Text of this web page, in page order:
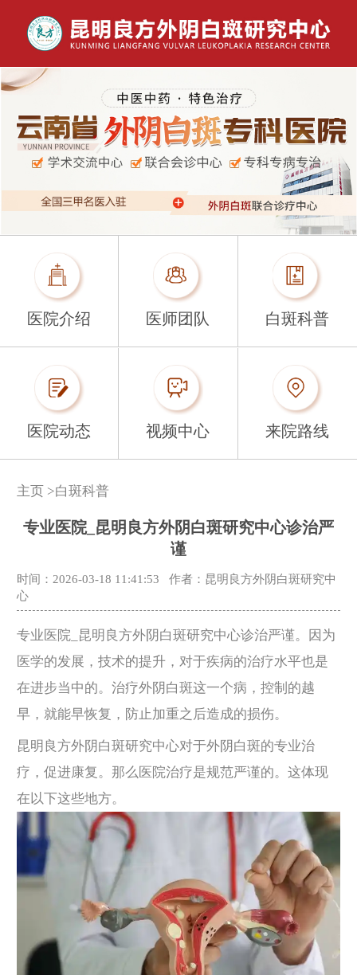
医院介绍 医师团队 白斑科普
医院动态 视频中心 来院路线
主页 >白斑科普
专业医院_昆明良方外阴白斑研究中心诊治严
谨
时间：2026-03-18 11:41:53
作者：昆明良方外阴白斑研究中
心
专业医院_昆明良方外阴白斑研究中心诊治严谨。因为
医学的发展，技术的提升，对于疾病的治疗水平也是
在进步当中的。治疗外阴白斑这一个病，控制的越
早，就能早恢复，防止加重之后造成的损伤。
昆明良方外阴白斑研究中心对于外阴白斑的专业治
疗，促进康复。那么医院治疗是规范严谨的。这体现
在以下这些地方。